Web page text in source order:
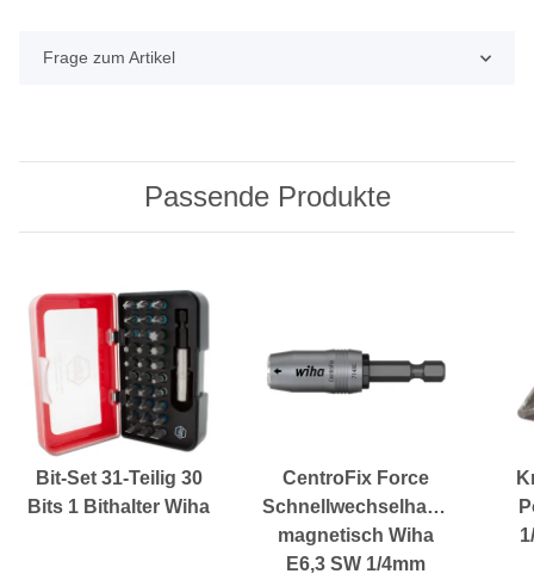
Frage zum Artikel
Passende Produkte
Bit-Set 31-Teilig 30
Bits 1 Bithalter Wiha
CentroFix Force
Schnellwechselhalter
magnetisch Wiha
E6,3 SW 1/4mm